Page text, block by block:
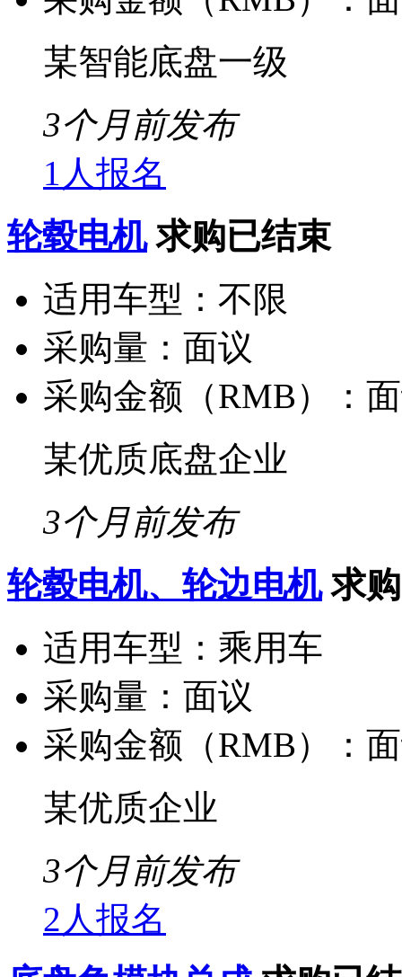
某智能底盘一级
3个月前发布
1人报名
轮毂电机 求购已结束
适用车型： 不限
采购量： 面议
采购金额（RMB）：
某优质底盘企业
3个月前发布
轮毂电机、轮边电机 求
适用车型： 乘用车
采购量： 面议
采购金额（RMB）：
某优质企业
3个月前发布
2人报名